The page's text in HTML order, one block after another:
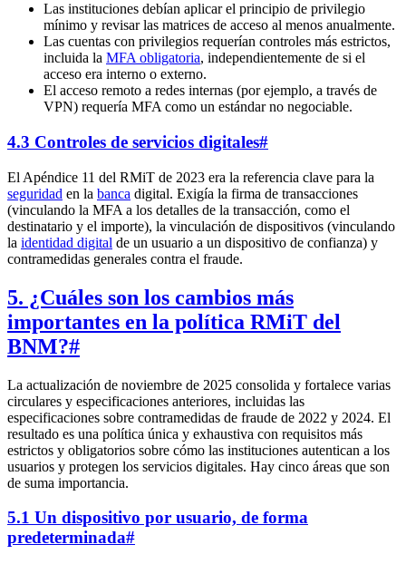
Las instituciones debían aplicar el principio de privilegio
mínimo y revisar las matrices de acceso al menos anualmente.
Las cuentas con privilegios requerían controles más estrictos,
incluida la MFA obligatoria, independientemente de si el
acceso era interno o externo.
El acceso remoto a redes internas (por ejemplo, a través de
VPN) requería MFA como un estándar no negociable.
4.3 Controles de servicios digitales#
El Apéndice 11 del RMiT de 2023 era la referencia clave para la
seguridad en la banca digital. Exigía la firma de transacciones
(vinculando la MFA a los detalles de la transacción, como el
destinatario y el importe), la vinculación de dispositivos (vinculando
la identidad digital de un usuario a un dispositivo de confianza) y
contramedidas generales contra el fraude.
5. ¿Cuáles son los cambios más
importantes en la política RMiT del
BNM?#
La actualización de noviembre de 2025 consolida y fortalece varias
circulares y especificaciones anteriores, incluidas las
especificaciones sobre contramedidas de fraude de 2022 y 2024. El
resultado es una política única y exhaustiva con requisitos más
estrictos y obligatorios sobre cómo las instituciones autentican a los
usuarios y protegen los servicios digitales. Hay cinco áreas que son
de suma importancia.
5.1 Un dispositivo por usuario, de forma
predeterminada#